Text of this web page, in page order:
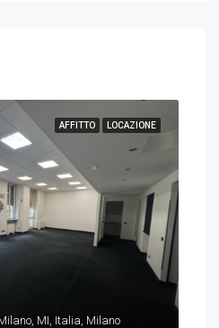
AFFITTO LOCAZIONE
MI, Italia, Milano